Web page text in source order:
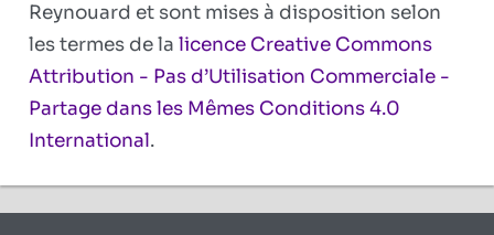
Reynouard et sont mises à disposition selon
les termes de la licence Creative Commons
Attribution - Pas d’Utilisation Commerciale -
Partage dans les Mêmes Conditions 4.0
International.